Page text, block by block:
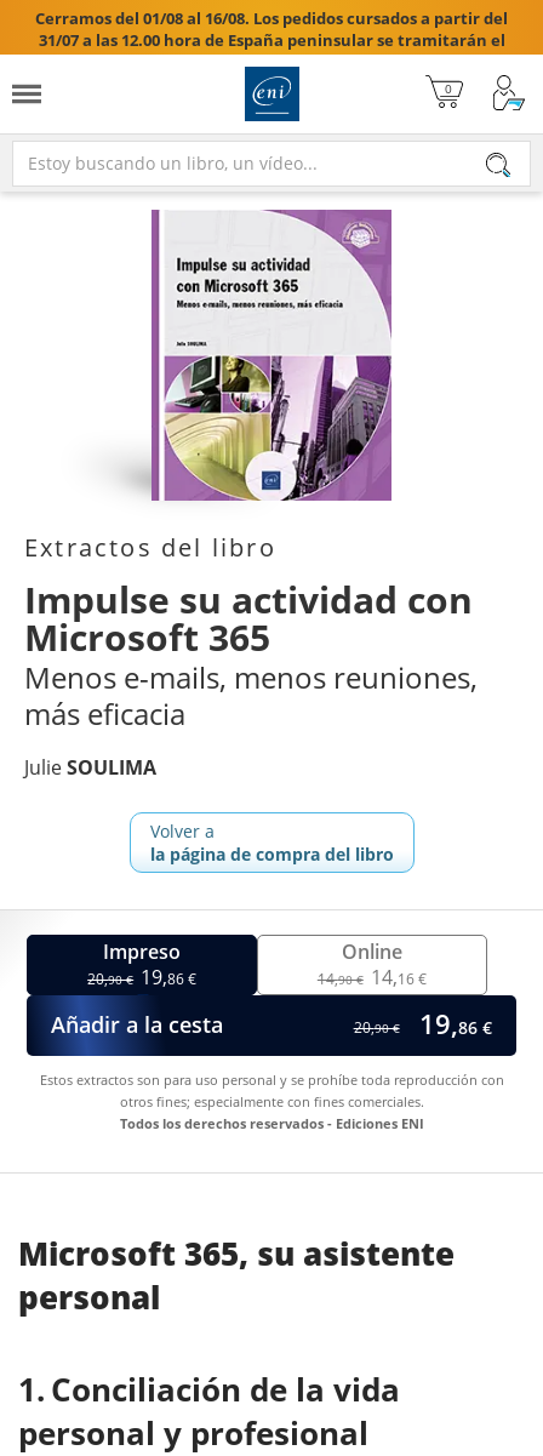
Cerramos del 01/08 al 16/08. Los pedidos cursados a partir del
31/07 a las 12.00 hora de España peninsular se tramitarán el
17/08/2026.

Extractos del libro
Impulse su actividad con
Microsoft 365
Menos e-mails, menos reuniones,
más eficacia
JulieSOULIMA
Volver a
la página de compra del libro
Impreso
20,90 € 19,86 €
Online
14,90 € 14,16 €
Añadir a la cesta 20,90 € 19,86 €
Estos extractos son para uso personal y se prohíbe toda reproducción con
otros fines; especialmente con fines comerciales.
Todos los derechos reservados - Ediciones ENI
Microsoft 365, su asistente
personal
Conciliación de la vida
personal y profesional